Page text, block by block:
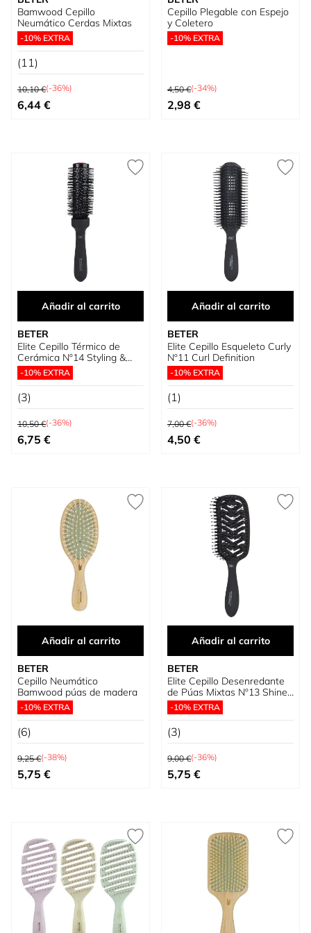
Bamwood Cepillo
Neumático Cerdas Mixtas
-10% EXTRA
(11)
Precio habitual
10,10 €(-36%)
Precio especial
6,44 €
Cepillo Plegable con Espejo
y Coletero
-10% EXTRA
Precio habitual
4,50 €(-34%)
Precio especial
2,98 €
Añadir al carrito
BETER
Elite Cepillo Térmico de
Cerámica Nº14 Styling &
Straightening
-10% EXTRA
(3)
Precio habitual
10,50 €(-36%)
Precio especial
6,75 €
Añadir al carrito
BETER
Elite Cepillo Esqueleto Curly
Nº11 Curl Definition
-10% EXTRA
(1)
Precio habitual
7,00 €(-36%)
Precio especial
4,50 €
Añadir al carrito
BETER
Cepillo Neumático
Bamwood púas de madera
-10% EXTRA
(6)
Precio habitual
9,25 €(-38%)
Precio especial
5,75 €
Añadir al carrito
BETER
Elite Cepillo Desenredante
de Púas Mixtas Nº13 Shine
& Detangling
-10% EXTRA
(3)
Precio habitual
9,00 €(-36%)
Precio especial
5,75 €